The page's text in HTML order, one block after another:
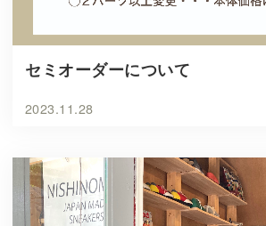
セミオーダーについて
2023.11.28